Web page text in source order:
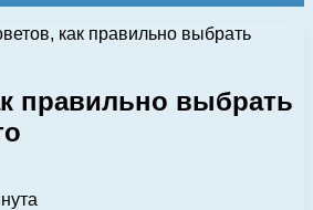
как правильно выбрать
правильно выбрать